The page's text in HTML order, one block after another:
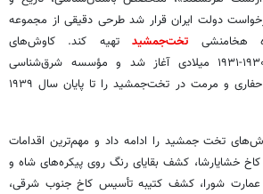
دولت ایران قرار شد طرحی دقیقی از مجموعه
هخامنشی تخت‌جمشیدتهیه کند. کاوش‌های
تخت‌جمشید از زمستان ۱۹۳۰-۱۹۳۱ میلادی آغاز شد و مؤسسه شرق‌شناسی
دانشگاه شیکاگو مسئولیت حفاری و مرمت در تخت‌جمشید را تا پایان سال ۱۹۳۹
تا سال ۱۹۳۴ کاوش‌های تخت جمشید را ادامه داد و مهم‌ترین اقدامات
خشایارشا، کشف بقایای رنگ روی پیکره‌های شاه و
عمارت شورا، کشف کتیبه تأسیس کاخ جنوب ‌شرقی،